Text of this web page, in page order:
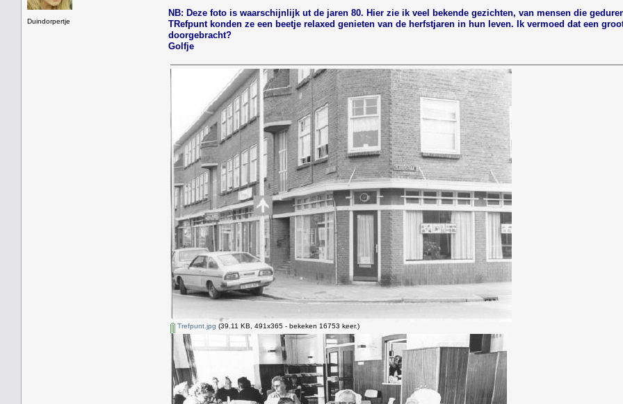
Duindorpertje
NB: Deze foto is waarschijnlijk ut de jaren 80. Hier zie ik veel bekende gezichten, van mensen die
TRefpunt konden ze een beetje relaxed genieten van de herfstjaren in hun leven. Ik vermoed dat een
doorgebracht?
Golfje
Trefpunt.jpg (39.11 KB, 491x365 - bekeken 16753 keer.)